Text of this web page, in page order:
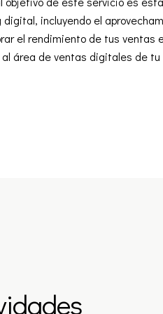
digital, incluyendo el
el rendimiento de tus ventas
área de ventas digitales de tu